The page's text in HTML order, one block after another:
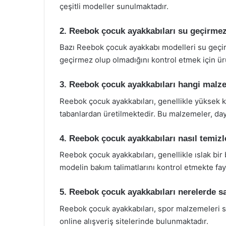
çeşitli modeller sunulmaktadır.
2. Reebok çocuk ayakkabıları su
Bazı Reebok çocuk ayakkabı modelleri su
geçirmez olup olmadığını kontrol etmek için
3. Reebok çocuk ayakkabıları hangi
Reebok çocuk ayakkabıları, genellikle
tabanlardan üretilmektedir. Bu malzemeler,
4. Reebok çocuk ayakkabıları nasıl
Reebok çocuk ayakkabıları, genellikle ıslak
modelin bakım talimatlarını kontrol etmekte
5. Reebok çocuk ayakkabıları nerelerde
Reebok çocuk ayakkabıları, spor
online alışveriş sitelerinde bulunmaktadır.